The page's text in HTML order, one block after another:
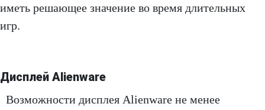
иметь решающее значение во время длительных
игр.
Дисплей Alienware
Возможности дисплея Alienware не менее